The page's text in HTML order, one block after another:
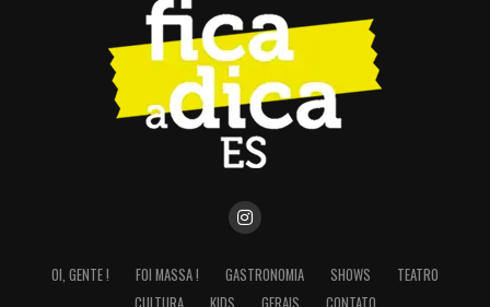
OI, GENTE ! FOI MASSA ! GASTRONOMIA SHOWS
TEATRO